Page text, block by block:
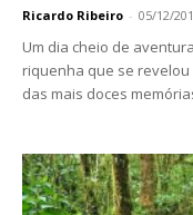
Ricardo Ribeiro - 05/12/
Um dia cheio de
riquenha que se revelou
das mais doces